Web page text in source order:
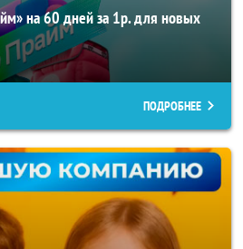
на 60 дней за 1р. для новых
ПОДРОБНЕЕ